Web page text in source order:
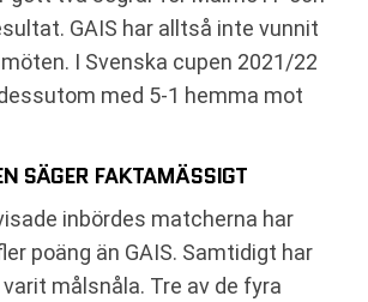
GAIS har alltså inte vunnit
I Svenska cupen 2021/22
med 5-1 hemma mot
SÄGER FAKTAMÄSSIGT
inbördes matcherna har
poäng än GAIS. Samtidigt har
målsnåla. Tre av de fyra